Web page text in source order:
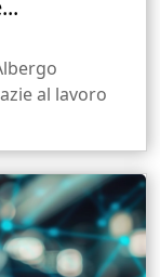
al lavoro